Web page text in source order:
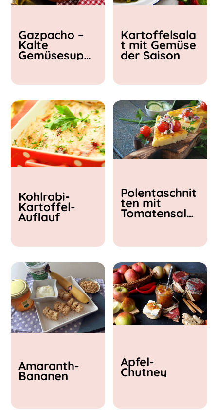
< 15 min
15 - 30 min
30 - 60 min
Gazpacho –
Kalte
Gemüsesupp
Kartoffelsala
t mit Gemüse
der Saison
Kohlrabi-
Kartoffel-
Auflauf
Polentaschnit
ten mit
Tomatensalat
Amaranth-
Bananen
Apfel-
Chutney